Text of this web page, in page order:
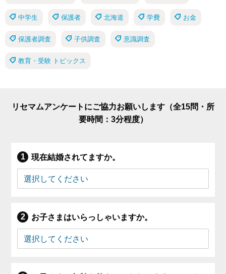
中学生 保護者 北海道 学費 お金
保護者調査 子供調査 意識調査
教育・受験 トピックス
リセマムアンケートにご協力お願いします（全15問・所
要時間：3分程度）
現在結婚されてますか。
お子さまはいらっしゃいますか。